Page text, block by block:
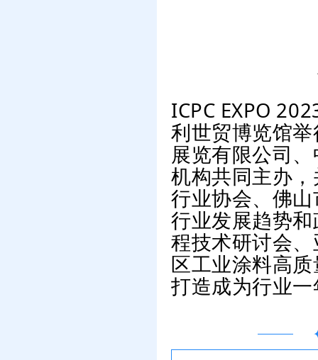
ICPC EXPO
利世贸博览馆
展览有限公司
机构共同主办
行业协会、佛
行业发展趋势
程技术研讨会
区工业涂料高
打造成为行业